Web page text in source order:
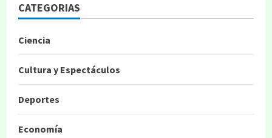
CATEGORIAS
Ciencia
Cultura y Espectáculos
Deportes
Economía